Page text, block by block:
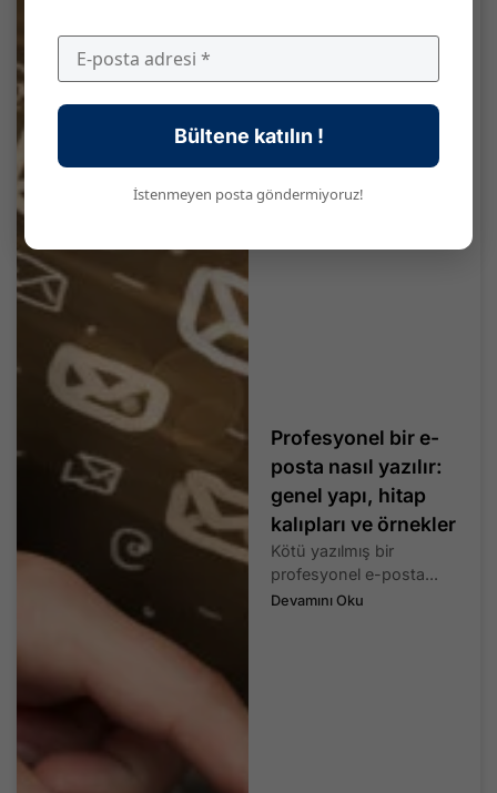
Profesyonel bir e-
posta nasıl yazılır:
genel yapı, hitap
kalıpları ve örnekler
Kötü yazılmış bir
profesyonel e-posta...
Devamını Oku
Bültene katılın !
İstenmeyen posta göndermiyoruz!